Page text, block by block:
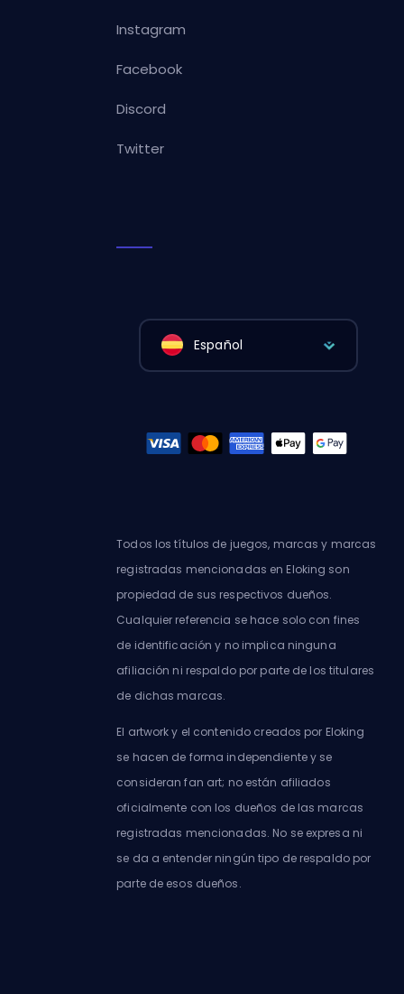
Instagram
Facebook
Discord
Twitter
Español
Todos los títulos de juegos, marcas y marcas
registradas mencionadas en Eloking son
propiedad de sus respectivos dueños.
Cualquier referencia se hace solo con fines
de identificación y no implica ninguna
afiliación ni respaldo por parte de los titulares
de dichas marcas.
El artwork y el contenido creados por Eloking
se hacen de forma independiente y se
consideran fan art; no están afiliados
oficialmente con los dueños de las marcas
registradas mencionadas. No se expresa ni
se da a entender ningún tipo de respaldo por
parte de esos dueños.